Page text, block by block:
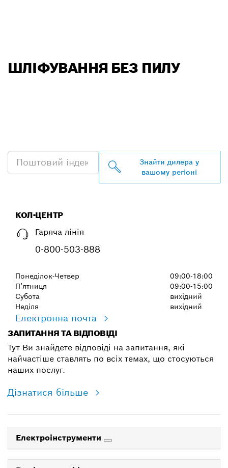
ШЛІФУВАННЯ БЕЗ ПИЛУ
Знайти дилера у
вашому регіоні
КОЛ-ЦЕНТР
Гаряча лінія
0-800-503-888
Понеділок-Четвер
П’ятниця
Субота
Неділя
09:00-18:00
09:00-15:00
вихідний
вихідний
Електронна почта
ЗАПИТАННЯ ТА ВІДПОВІДІ
Тут Ви знайдете відповіді на запитання, які
найчастіше ставлять по всіх темах, що стосуються
наших послуг.
Дізнатися більше
Електроінструменти